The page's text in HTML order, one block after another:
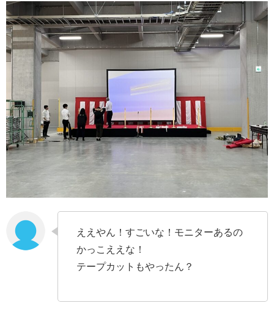
ええやん！すごいな！モニターあるの
かっこええな！
テープカットもやったん？